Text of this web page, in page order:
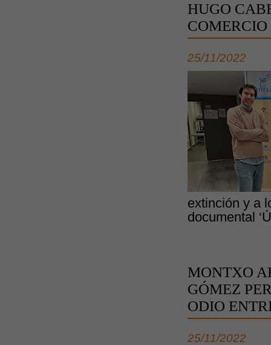
HUGO
25/11/2022
extinción y a
documental
MONTXO
GÓMEZ
ODIO
25/11/2022